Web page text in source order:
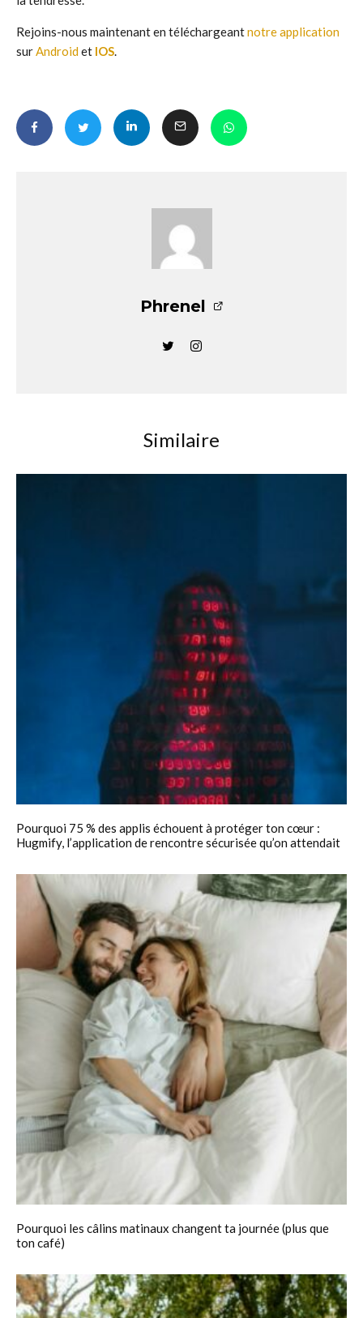
Rejoins-nous maintenant en téléchargeantnotre application
surAndroidet IOS.
Phrenel
Similaire
Pourquoi 75 % des applis échouent à protéger ton cœur :
Hugmify, l’application de rencontre sécurisée qu’on attendait
Pourquoi les câlins matinaux changent ta journée (plus que
ton café)